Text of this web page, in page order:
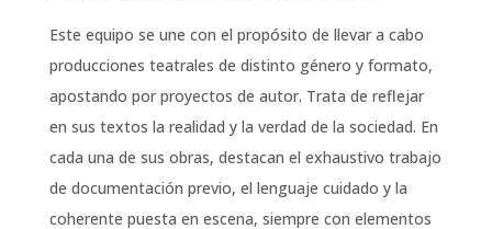
Este equipo se une con el propósito de llevar a cabo
producciones teatrales de distinto género y formato,
apostando por proyectos de autor. Trata de reflejar
en sus textos la realidad y la verdad de la sociedad. En
cada una de sus obras, destacan el exhaustivo trabajo
de documentación previo, el lenguaje cuidado y la
coherente puesta en escena, siempre con elementos